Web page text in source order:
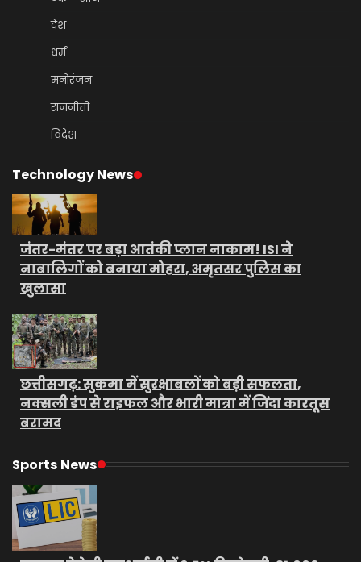
देश
धर्म
मनोरंजन
राजनीती
विदेश
Technology News
जंतर-मंतर पर बड़ा आतंकी प्लान नाकाम! ISI ने
नाबालिगों को बनाया मोहरा, अमृतसर पुलिस का
खुलासा
छत्तीसगढ़: सुकमा में सुरक्षाबलों को बड़ी सफलता,
नक्सली डंप से राइफल और भारी मात्रा में जिंदा कारतूस
बरामद
Sports News